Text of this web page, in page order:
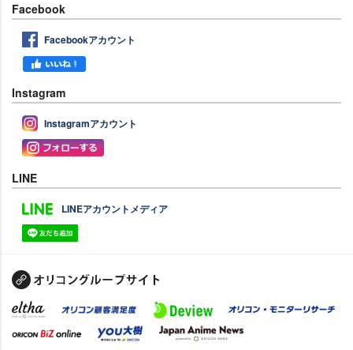
Facebook
Facebookアカウント
Instagram
Instagramアカウント
LINE
LINEアカウントメディア